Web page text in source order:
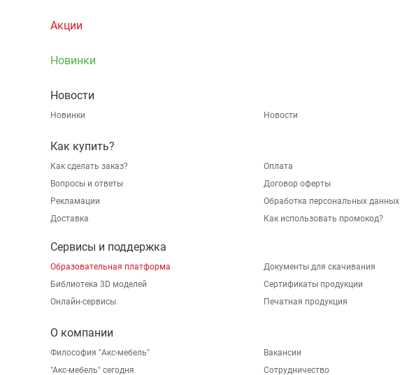
Акции
Новинки
Новости
Новинки Новости
Как купить?
Как сделать заказ?
Вопросы и ответы
Рекламации
Доставка
Оплата
Договор оферты
Обработка персональных данных
Как использовать промокод?
Сервисы и поддержка
Образовательная платформа
Библиотека 3D моделей
Онлайн-сервисы
Документы для скачивания
Сертификаты продукции
Печатная продукция
О компании
Философия "Акс-мебель"
"Aкс-мебель" сегодня
Вакансии
Сотрудничество